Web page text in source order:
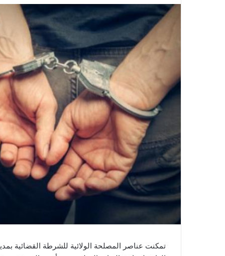
ب
ر
ي
د
ا
إ
ك
ت
و
ن
ي
تمكنت عناصر المصلحة الولائية للشرطة القضائية